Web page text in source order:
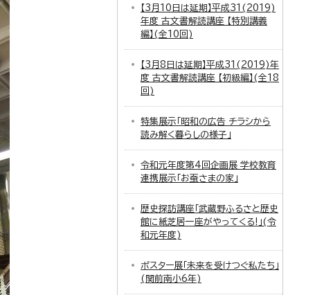
【3月10日は延期】平成31(2019)
年度 古文書解読講座 【特別講義
編】(全10回)
【3月8日は延期】平成31(2019)年
度 古文書解読講座 【初級編】(全18
回)
特集展示「昭和の広告 チラシから
読み解く暮らしの様子」
令和元年度第4回企画展 学校教育
連携展示「お蚕さまの家」
歴史探訪講座「武蔵野ふるさと歴史
館に紙芝居一座がやってくる!」(令
和元年度)
ポスター展「未来を受けつぐ私たち」
(関前南小6年)